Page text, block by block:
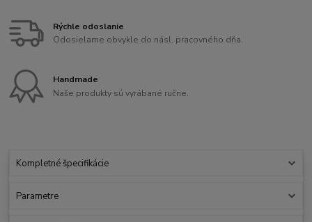
Rýchle odoslanie
Odosielame obvykle do násl. pracovného dňa.
Handmade
Naše produkty sú vyrábané ručne.
Kompletné špecifikácie
Parametre